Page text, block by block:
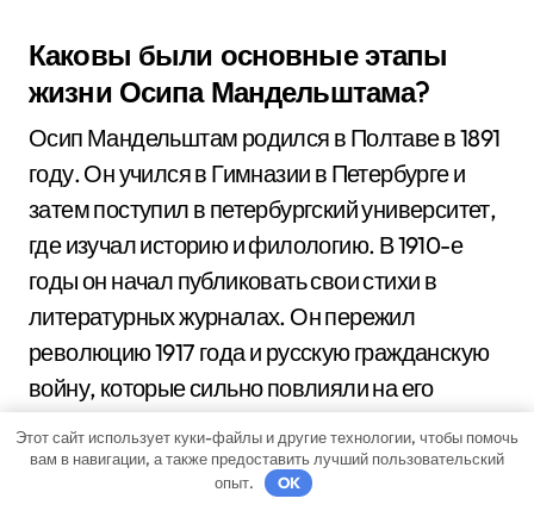
Каковы были основные этапы
жизни Осипа Мандельштама?
Осип Мандельштам родился в Полтаве в 1891
году. Он учился в Гимназии в Петербурге и
затем поступил в петербургский университет,
где изучал историю и филологию. В 1910-е
годы он начал публиковать свои стихи в
литературных журналах. Он пережил
революцию 1917 года и русскую гражданскую
войну, которые сильно повлияли на его
творчество. В 1930-е годы Мандельштам был
осужден и отправлен в ссылку, где он провел
несколько лет. Его последние годы жизни
Этот сайт использует куки-файлы и другие технологии, чтобы помочь
вам в навигации, а также предоставить лучший пользовательский
опыт.
OK